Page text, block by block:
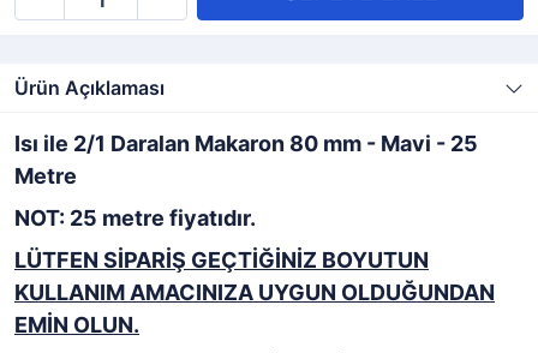
Ürün Açıklaması
Isı ile 2/1 Daralan Makaron 80 mm - Mavi - 25
Metre
NOT: 25 metre fiyatıdır.
LÜTFEN SİPARİŞ GEÇTİĞİNİZ BOYUTUN
KULLANIM AMACINIZA UYGUN OLDUĞUNDAN
EMİN OLUN.